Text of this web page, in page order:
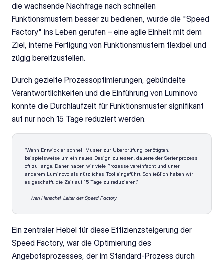
die wachsende Nachfrage nach schnellen
Funktionsmustern besser zu bedienen, wurde die "Speed
Factory" ins Leben gerufen – eine agile Einheit mit dem
Ziel, interne Fertigung von Funktionsmustern flexibel und
zügig bereitzustellen.
Durch gezielte Prozessoptimierungen, gebündelte
Verantwortlichkeiten und die Einführung von Luminovo
konnte die Durchlaufzeit für Funktionsmuster signifikant
auf nur noch 15 Tage reduziert werden.
“Wenn Entwickler schnell Muster zur Überprüfung benötigten,
beispielsweise um ein neues Design zu testen, dauerte der Serienprozess
oft zu lange. Daher haben wir viele Prozesse vereinfacht und unter
anderem Luminovo als nützliches Tool eingeführt. Schließlich haben wir
es geschafft, die Zeit auf 15 Tage zu reduzieren.”
— Iven Henschel, Leiter der Speed Factory
Ein zentraler Hebel für diese Effizienzsteigerung der
Speed Factory, war die Optimierung des
Angebotsprozesses, der im Standard-Prozess durch